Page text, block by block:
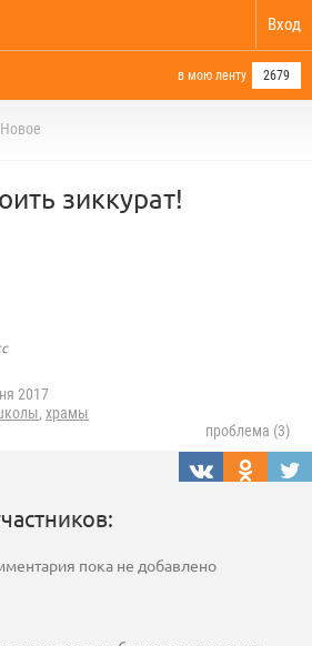
Вход
в мою ленту 2679
Новое
зиккурат!
2017
, храмы
проблема (3)
пока не добавлено